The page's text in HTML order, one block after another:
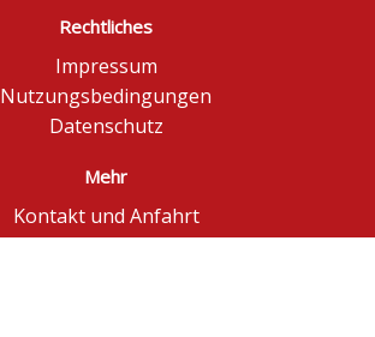
Rechtliches
Impressum
Nutzungsbedingungen
Datenschutz
Mehr
Kontakt und Anfahrt
Börse Düsseldorf